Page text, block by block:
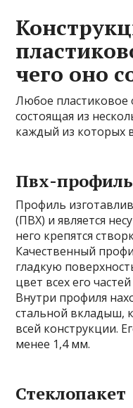
чего оно
Любое пластиковое
состоящая из
каждый из которых
Пвх-
Профиль
(ПВХ) и является
него крепятся
Качественный
гладкую
цвет всех его
Внутри профиля
стальной вкладыш,
всей конструкции.
менее 1,4 мм.
Стеклопакет